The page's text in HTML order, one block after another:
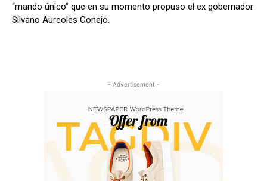
“mando único” que en su momento propuso el ex gobernador
Silvano Aureoles Conejo.
- Advertisement -